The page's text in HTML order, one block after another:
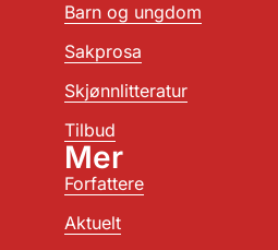
Barn og ungdom
Sakprosa
Skjønnlitteratur
Tilbud
Mer
Forfattere
Aktuelt